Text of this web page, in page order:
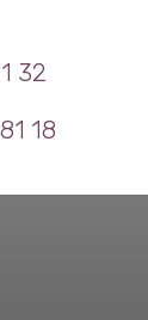
32
18